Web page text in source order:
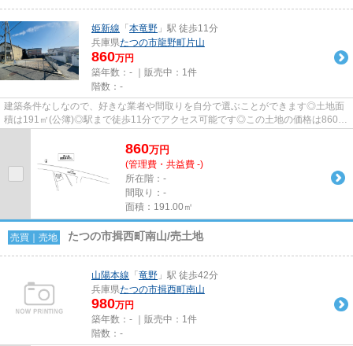
姫新線 「 本竜野 」駅 徒歩11分
兵庫県たつの市龍野町片山
860万円
築年数：- ｜販売中： 1件
階数：-
建築条件なしなので、好きな業者や間取りを自分で選ぶことができます◎土地面
積は191㎡(公簿)◎駅まで徒歩11分でアクセス可能です◎この土地の価格は860万
860万円
(管理費・共益費 -)
所在階：-
間取り：-
面積：191.00㎡
売買｜売地 たつの市揖西町南山/売土地
山陽本線 「 竜野 」駅 徒歩42分
兵庫県たつの市揖西町南山
980万円
築年数：- ｜販売中： 1件
階数：-